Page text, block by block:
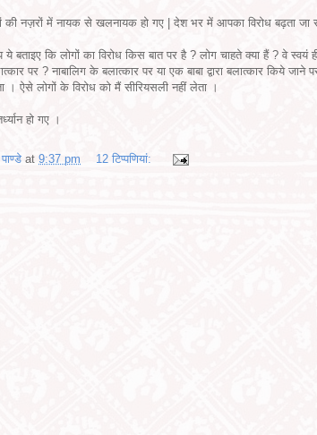
नज़रों में नायक से खलनायक हो गए | देश भर में आपका विरोध बढ़ता जा
बताइए कि लोगों का विरोध किस बात पर है ? लोग चाहते क्या हैं ? वे स्वयं
पर ? नाबालिग के बलात्कार पर या एक बाबा द्वारा बलात्कार किये
। ऐसे लोगों के विरोध को मैं सीरियसली नहीं लेता ।
हो गए ।
at 9:37 pm 12 टिप्‍पणियां: